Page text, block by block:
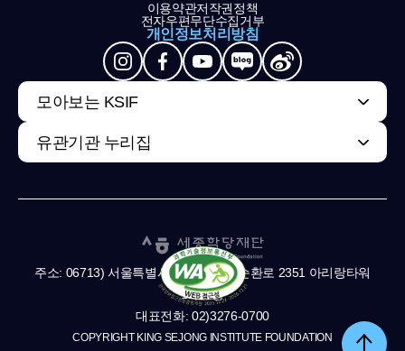
이용약관저작권정책
전자우편무단수집거부
개인정보처리방침
모아보는 KSIF
유관기관 누리집
주소: 06713) 서울특별시 서초구 남부순환로 2351 아리랑타워
11,13층
대표전화: 02)3276-0700
COPYRIGHT KING SEJONG INSTITUTE FOUNDATION